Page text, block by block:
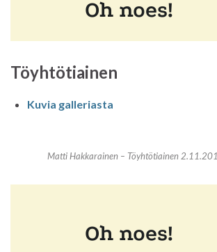
Töyhtötiainen
Kuvia galleriasta
Matti Hakkarainen – Töyhtötiainen